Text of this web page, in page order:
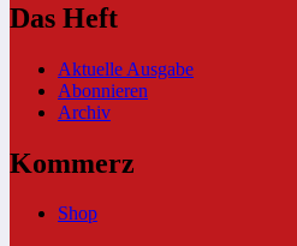
Das Heft
Aktuelle Ausgabe
Abonnieren
Archiv
Kommerz
Shop